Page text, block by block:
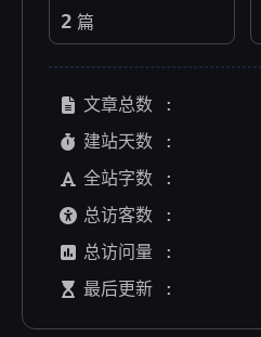
2 篇
文章总数 :
建站天数 :
全站字数 :
总访客数 :
总访问量 :
最后更新 :